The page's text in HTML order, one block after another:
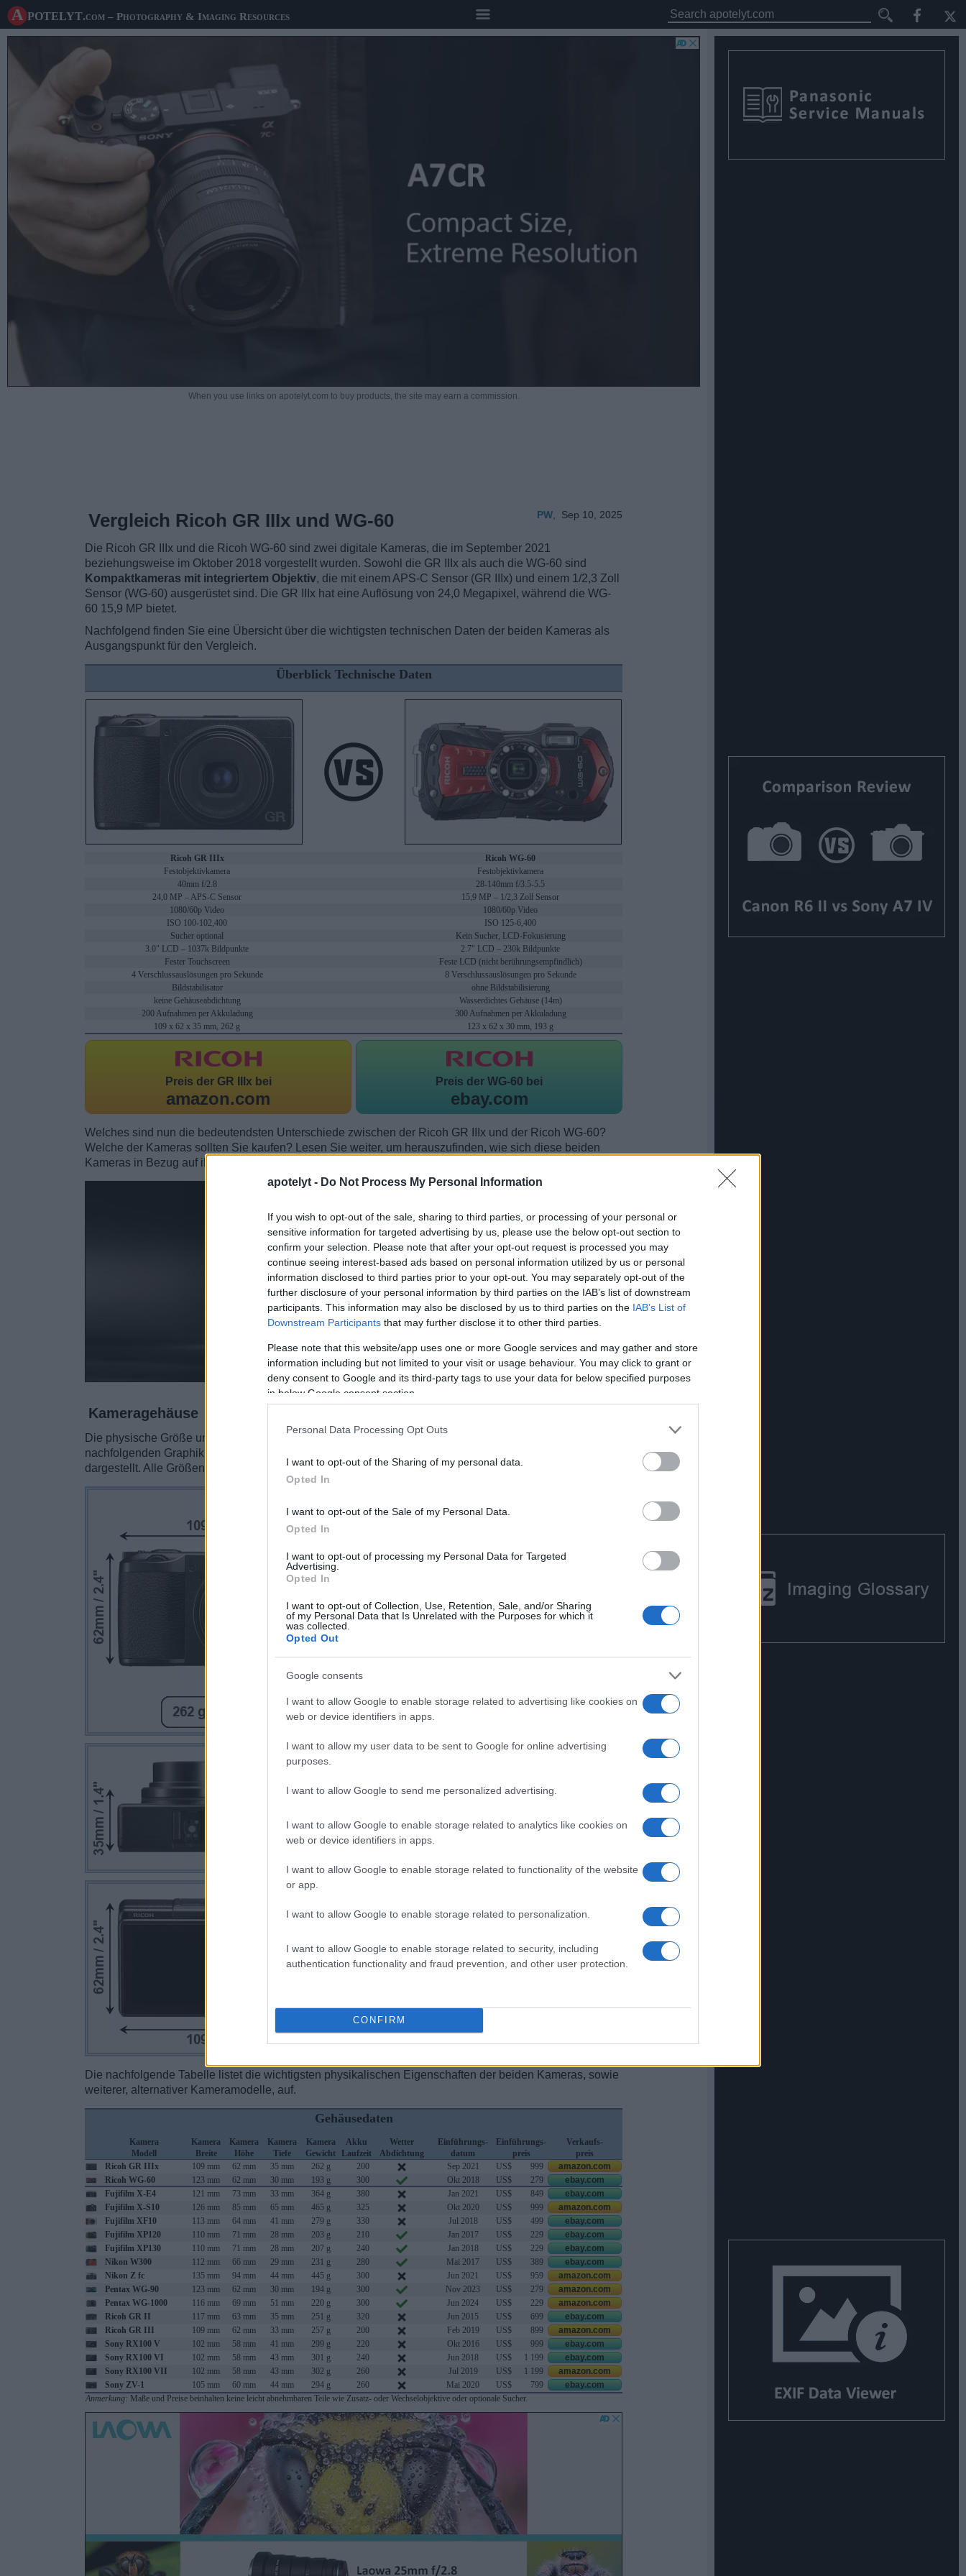
apotelyt - Do Not Process My Personal Information
If you wish to opt-out of the sale, sharing to third parties, or processing of your personal or
sensitive information for targeted advertising by us, please use the below opt-out section to
confirm your selection. Please note that after your opt-out request is processed you may
continue seeing interest-based ads based on personal information utilized by us or personal
information disclosed to third parties prior to your opt-out. You may separately opt-out of the
further disclosure of your personal information by third parties on the IAB’s list of downstream
participants. This information may also be disclosed by us to third parties on the IAB’s List of
Downstream Participants that may further disclose it to other third parties.
Please note that this website/app uses one or more Google services and may gather and store
information including but not limited to your visit or usage behaviour. You may click to grant or
deny consent to Google and its third-party tags to use your data for below specified purposes
in below Google consent section.
Personal Data Processing Opt Outs
I want to opt-out of the Sharing of my personal data.
Opted In
I want to opt-out of the Sale of my Personal Data.
Opted In
I want to opt-out of processing my Personal Data for Targeted
Advertising.
Opted In
I want to opt-out of Collection, Use, Retention, Sale, and/or Sharing
of my Personal Data that Is Unrelated with the Purposes for which it
was collected.
Opted Out
Google consents
I want to allow Google to enable storage related to advertising like cookies on
web or device identifiers in apps.
I want to allow my user data to be sent to Google for online advertising
purposes.
I want to allow Google to send me personalized advertising.
I want to allow Google to enable storage related to analytics like cookies on
web or device identifiers in apps.
I want to allow Google to enable storage related to functionality of the website
or app.
I want to allow Google to enable storage related to personalization.
I want to allow Google to enable storage related to security, including
authentication functionality and fraud prevention, and other user protection.
CONFIRM
A potelyt.com – Photography & Imaging Resources
When you use links on apotelyt.com to buy products, the site may earn a commission.
PW Sep 10, 2025
Vergleich Ricoh GR IIIx und WG-60
Die Ricoh GR IIIx und die Ricoh WG-60 sind zwei digitale Kameras, die im September 2021
beziehungsweise im Oktober 2018 vorgestellt wurden. Sowohl die GR IIIx als auch die WG-60 sind
Kompaktkameras mit integriertem Objektiv, die mit einem APS-C Sensor (GR IIIx) und einem 1/2,3 Zoll
Sensor (WG-60) ausgerüstet sind. Die GR IIIx hat eine Auflösung von 24,0 Megapixel, während die WG-
60 15,9 MP bietet.
Nachfolgend finden Sie eine Übersicht über die wichtigsten technischen Daten der beiden Kameras als
Ausgangspunkt für den Vergleich.
Überblick Technische Daten
Ricoh GR IIIx
Ricoh WG-60
Festobjektivkamera
Festobjektivkamera
40mm f/2.8
28-140mm f/3.5-5.5
24,0 MP – APS-C Sensor
15,9 MP – 1/2,3 Zoll Sensor
1080/60p Video
1080/60p Video
ISO 100-102,400
ISO 125-6,400
Sucher optional
Kein Sucher, LCD-Fokusierung
3.0" LCD – 1037k Bildpunkte
2.7" LCD – 230k Bildpunkte
Fester Touchscreen
Feste LCD (nicht berührungsempfindlich)
4 Verschlussauslösungen pro Sekunde
8 Verschlussauslösungen pro Sekunde
Bildstabilisator
ohne Bildstabilisierung
keine Gehäuseabdichtung
Wasserdichtes Gehäuse (14m)
200 Aufnahmen per Akkuladung
300 Aufnahmen per Akkuladung
109 x 62 x 35 mm, 262 g
123 x 62 x 30 mm, 193 g
Preis der GR IIIx bei
amazon.com
Preis der WG-60 bei
ebay.com
Welches sind nun die bedeutendsten Unterschiede zwischen der Ricoh GR IIIx und der Ricoh WG-60?
Welche der Kameras sollten Sie kaufen? Lesen Sie weiter, um herauszufinden, wie sich diese beiden
Kameras in Bezug auf ihre Gehäusegröße und andere Merkmale unterscheiden.
Kameragehäuse
Die physische Größe und das Gewicht der Ricoh GR IIIx und der Ricoh WG-60 werden in der
nachfolgenden Graphik illustriert. Die beiden Kameras werden entsprechend ihrer
dargestellt. Alle Größenangaben sind auf den nächsten Millimeter gerundet.
Die nachfolgende Tabelle listet die wichtigsten physikalischen Eigenschaften der beiden Kameras, sowie
weiterer, alternativer Kameramodelle, auf.
Gehäusedaten
Kamera
Modell
Kamera
Breite
Kamera
Höhe
Kamera
Tiefe
Kamera
Gewicht
Akku
Laufzeit
Wetter
Abdichtung
Einführungs-
datum
Einführungs-
preis
Verkaufs-
preis
Ricoh GR IIIx
109 mm 62 mm 35 mm 262 g 200 Sep 2021 US$ 999
amazon.com
Ricoh WG-60
123 mm 62 mm 30 mm 193 g 300 Okt 2018 US$ 279
ebay.com
Fujifilm X-E4
121 mm 73 mm 33 mm 364 g 380 Jan 2021 US$ 849
ebay.com
Fujifilm X-S10
126 mm 85 mm 65 mm 465 g 325 Okt 2020 US$ 999
amazon.com
Fujifilm XF10
113 mm 64 mm 41 mm 279 g 330 Jul 2018 US$ 499
ebay.com
Fujifilm XP120
110 mm 71 mm 28 mm 203 g 210 Jan 2017 US$ 229
ebay.com
Fujifilm XP130
110 mm 71 mm 28 mm 207 g 240 Jan 2018 US$ 229
ebay.com
Nikon W300
112 mm 66 mm 29 mm 231 g 280 Mai 2017 US$ 389
ebay.com
Nikon Z fc
135 mm 94 mm 44 mm 445 g 300 Jun 2021 US$ 959
amazon.com
Pentax WG-90
123 mm 62 mm 30 mm 194 g 300 Nov 2023 US$ 279
amazon.com
Pentax WG-1000
116 mm 69 mm 51 mm 220 g 300 Jun 2024 US$ 229
amazon.com
Ricoh GR II
117 mm 63 mm 35 mm 251 g 320 Jun 2015 US$ 699
ebay.com
Ricoh GR III
109 mm 62 mm 33 mm 257 g 200 Feb 2019 US$ 899
amazon.com
Sony RX100 V
102 mm 58 mm 41 mm 299 g 220 Okt 2016 US$ 999
ebay.com
Sony RX100 VI
102 mm 58 mm 43 mm 301 g 240 Jun 2018 US$ 1 199
ebay.com
Sony RX100 VII
102 mm 58 mm 43 mm 302 g 260 Jul 2019 US$ 1 199
amazon.com
Sony ZV-1
105 mm 60 mm 44 mm 294 g 260 Mai 2020 US$ 799
ebay.com
Anmerkung: Maße und Preise beinhalten keine leicht abnehmbaren Teile wie Zusatz- oder Wechselobjektive oder optionale Sucher.